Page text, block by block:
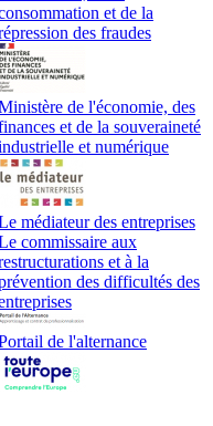
et de la
des fraudes
de l'économie, des
et de la souveraineté
et numérique
médiateur des entreprises
commissaire aux
et à la
des difficultés des
de l'alternance